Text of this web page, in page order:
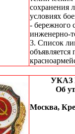
сохранения
условиях
- бережного
инженерно-
3. Список
УКАЗ
Об
Москва,